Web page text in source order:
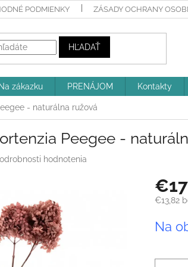
PODMIENKY ZÁSADY OCHRANY
HĽADAŤ
Na zákazku PRENÁJOM Kontakty
- naturálna ružová
Peegee -
hodnotenia
€17
€13,82
cena:
Na